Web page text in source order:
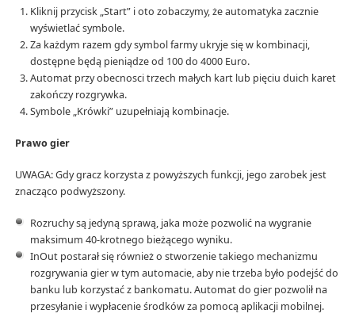
Kliknij przycisk „Start” i oto zobaczymy, że automatyka zacznie
wyświetlać symbole.
Za każdym razem gdy symbol farmy ukryje się w kombinacji,
dostępne będą pieniądze od 100 do 4000 Euro.
Automat przy obecnosci trzech małych kart lub pięciu duich karet
zakończy rozgrywka.
Symbole „Krówki” uzupełniają kombinacje.
Prawo gier
UWAGA: Gdy gracz korzysta z powyższych funkcji, jego zarobek jest
znacząco podwyższony.
Rozruchy są jedyną sprawą, jaka może pozwolić na wygranie
maksimum 40-krotnego bieżącego wyniku.
InOut postarał się również o stworzenie takiego mechanizmu
rozgrywania gier w tym automacie, aby nie trzeba było podejść do
banku lub korzystać z bankomatu. Automat do gier pozwolił na
przesyłanie i wypłacenie środków za pomocą aplikacji mobilnej.